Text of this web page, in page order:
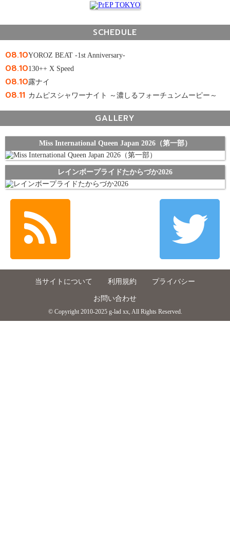
SCHEDULE
08.10YOROZ BEAT -1st Anniversary-
08.10130++ X Speed
08.10露ナイ
08.11 カムピスシャワーナイト ～濃しるフォーチュンムーピー～
GALLERY
Miss International Queen Japan 2026（第一部）
レインボープライドたからづか2026
当サイトについて 利用規約 プライバシー
お問い合わせ
© Copyright 2010-2025 g-lad xx, All Rights Reserved.